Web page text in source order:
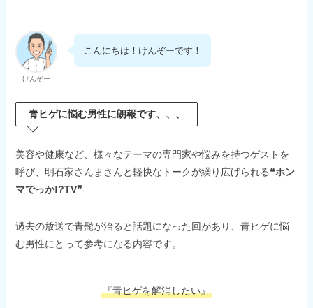
けんぞー
こんにちは！けんぞーです！
青ヒゲに悩む男性に朗報です、、、
美容や健康など、様々なテーマの専門家や悩みを持つゲストを
呼び、明石家さんまさんと軽快なトークが繰り広げられる❝ホン
マでっか!?TV❞
過去の放送で青髭が治ると話題になった回があり、青ヒゲに悩
む男性にとって参考になる内容です。
『青ヒゲを解消したい』